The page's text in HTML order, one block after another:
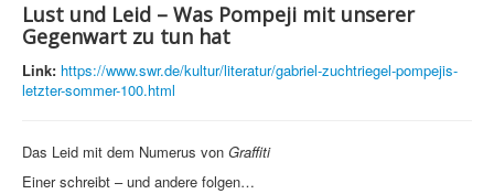
Lust und Leid – Was Pompeji mit unserer
Gegenwart zu tun hat
Link: https://www.swr.de/kultur/literatur/gabriel-zuchtriegel-pompejis-
letzter-sommer-100.html
Das Leid mit dem Numerus von Graffiti
Einer schreibt – und andere folgen…